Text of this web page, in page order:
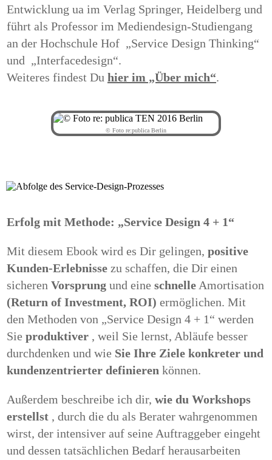
Entwicklung ua im Verlag Springer, Heidelberg und
führt als Professor im Mediendesign-Studiengang
an der Hochschule Hof „Service Design Thinking“
und „Interfacedesign“.
Weiteres findest Du hier im „Über mich“.
© Foto re:publica Berlin
Erfolg mit Methode: „Service Design 4 + 1“
Mit diesem Ebook wird es Dir gelingen, positive
Kunden-Erlebnisse zu schaffen, die Dir einen
sicheren Vorsprung und eine schnelle Amortisation
(Return of Investment, ROI) ermöglichen. Mit
den Methoden von „Service Design 4 + 1“ werden
Sie produktiver , weil Sie lernst, Abläufe besser
durchdenken und wie Sie Ihre Ziele konkreter und
kundenzentrierter definieren können.
Außerdem beschreibe ich dir, wie du Workshops
erstellst , durch die du als Berater wahrgenommen
wirst, der intensiver auf seine Auftraggeber eingeht
und dessen tatsächlichen Bedarf herausarbeiten